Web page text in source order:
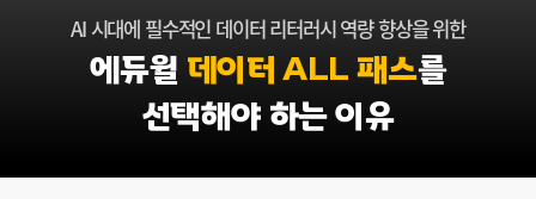
AI 시대에 필수적인 데이터 리터러시 역량 향상을 위한
에듀윌 데이터 ALL 패스를
선택해야 하는 이유